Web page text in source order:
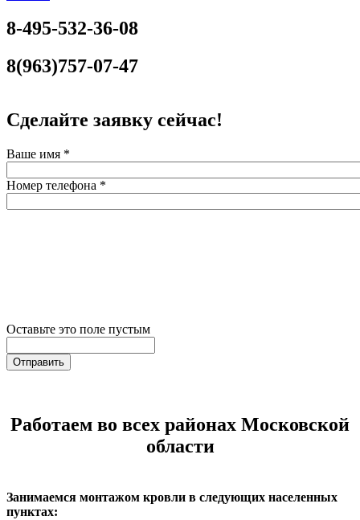
8-495-532-36-08
8(963)757-07-47
Сделайте заявку сейчас!
Ваше имя *
Номер телефона *
Оставьте это поле пустым
Отправить
Работаем во всех районах Московской
области
Занимаемся монтажом кровли в следующих населенных
пунктах: